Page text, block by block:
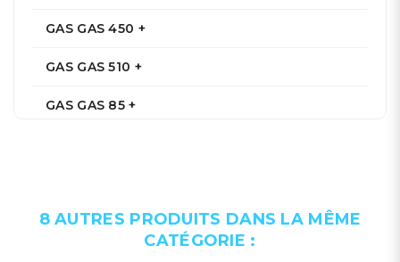
GAS GAS 450 +
GAS GAS 510 +
GAS GAS 85 +
HONDA 449 +
8 AUTRES PRODUITS DANS LA MÊME
CATÉGORIE :